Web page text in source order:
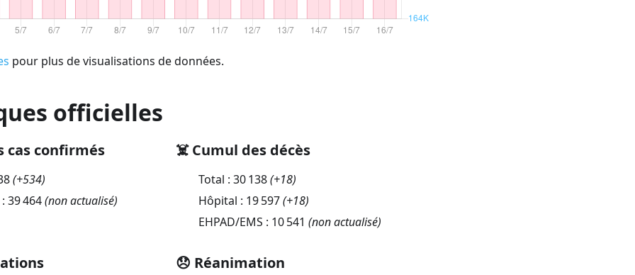
pour plus de visualisations de données.
officielles
cas confirmés
(+534)
39 464(non actualisé)
☠️ Cumul des décès
Total : 30 138(+18)
Hôpital : 19 597(+18)
EHPAD/EMS : 10 541 (non actualisé)
😞 Réanimation